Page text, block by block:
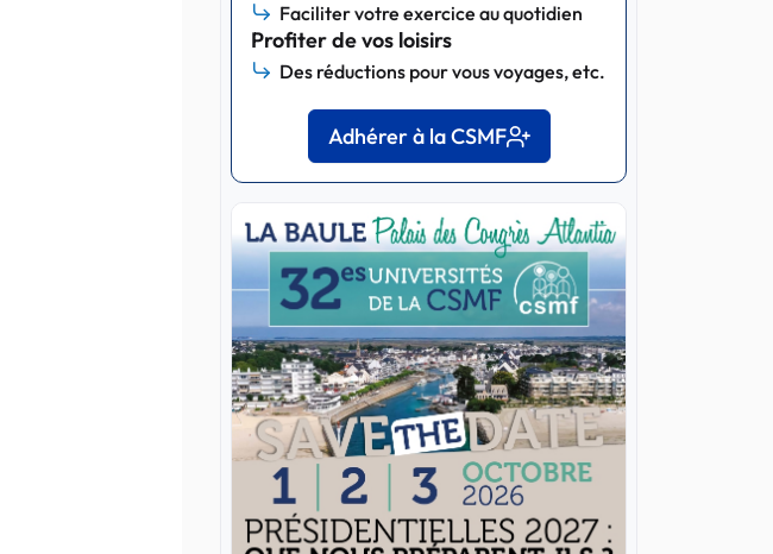
Faciliter votre exercice au quotidien
Profiter de vos loisirs
Des réductions pour vous voyages, etc.
Adhérer à la CSMF